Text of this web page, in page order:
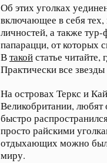
Об этих уголках
включающее в себя тех,
личностей, а также
папарацци, от которых
Втакойстатье
Практически все
На островах Теркс и
Великобритании, любят
быстро
просто райскими
отдыхающих можно
миру.